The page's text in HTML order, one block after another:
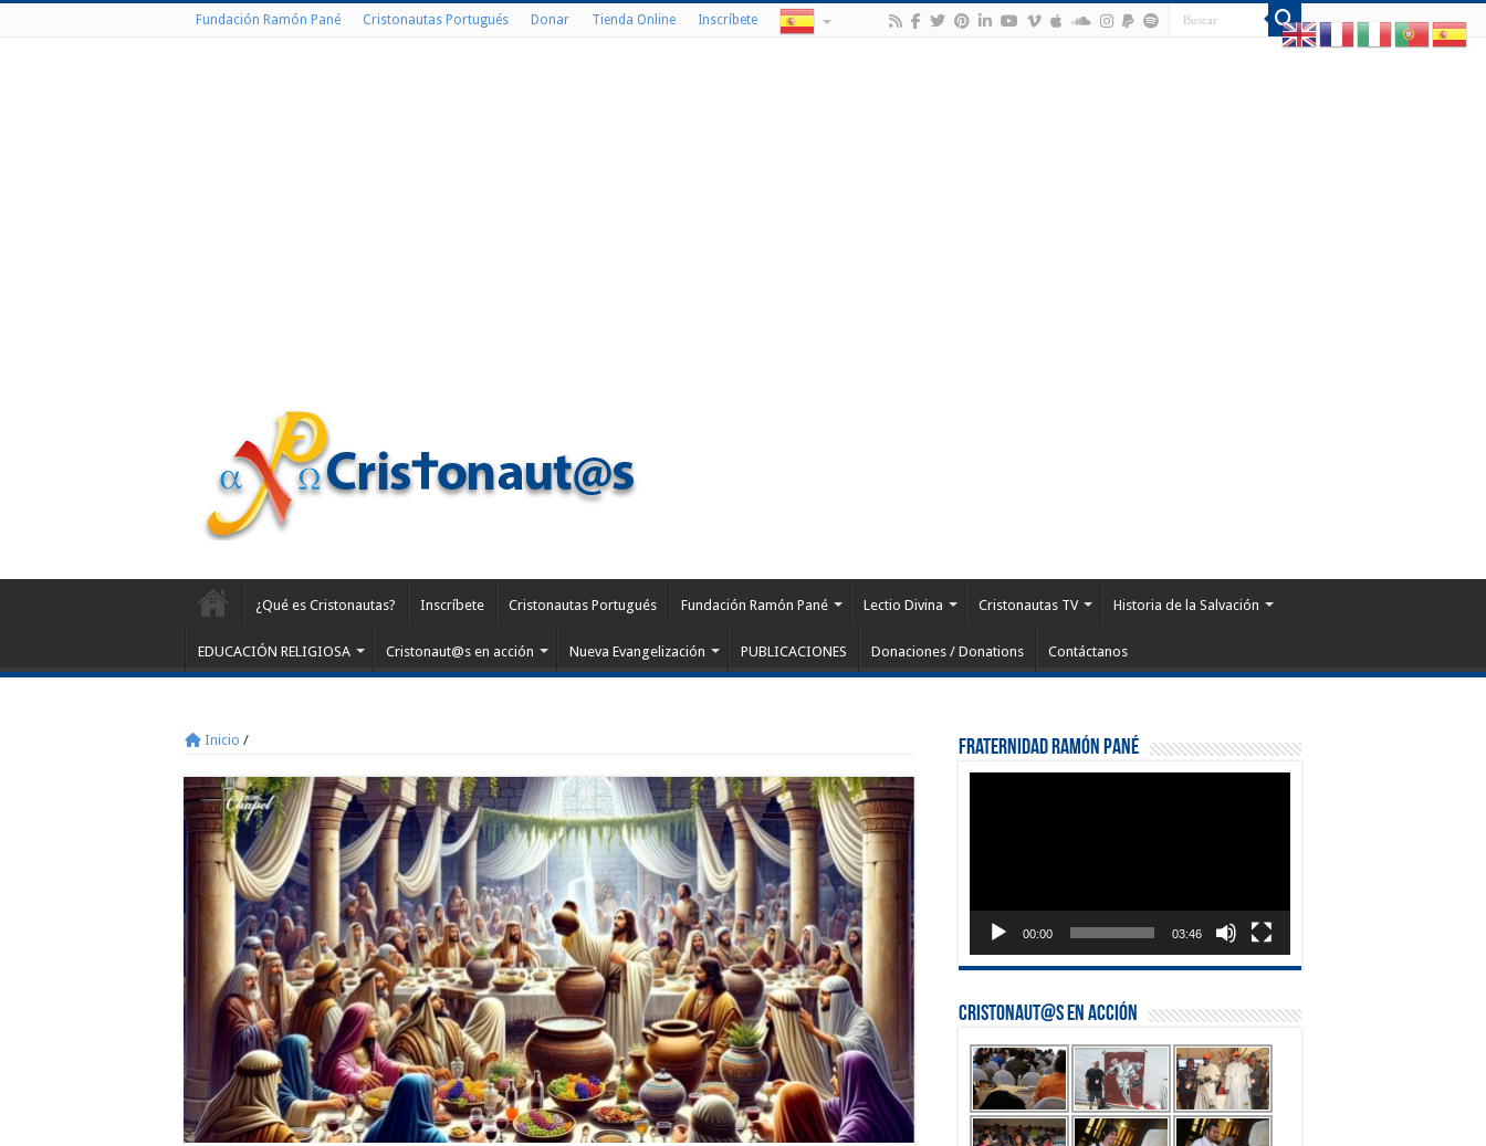
Fundación Ramón Pané Cristonautas Portugués Donar Tienda Online Inscríbete
¿Qué es Cristonautas? Inscríbete Cristonautas Portugués Fundación Ramón Pané Lectio Divina Cristonautas TV Historia de la Salvación
EDUCACIÓN RELIGIOSA Cristonaut@s en acción Nueva Evangelización PUBLICACIONES Donaciones / Donations Contáctanos
Inicio / Fraternidad Ramón Pané
00:00 03:46
Cristonaut@s en Acción